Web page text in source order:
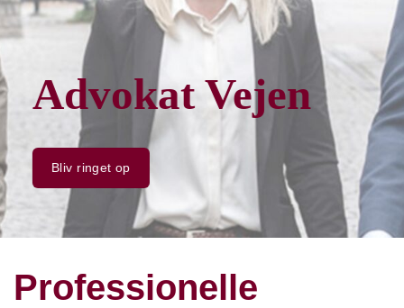
Advokat Vejen
Bliv ringet op
Professionelle